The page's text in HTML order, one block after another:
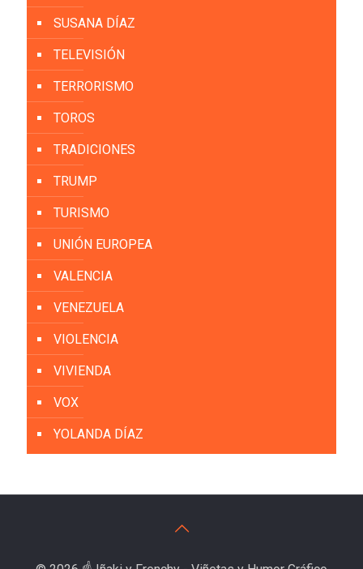
SUSANA DÍAZ
TELEVISIÓN
TERRORISMO
TOROS
TRADICIONES
TRUMP
TURISMO
UNIÓN EUROPEA
VALENCIA
VENEZUELA
VIOLENCIA
VIVIENDA
VOX
YOLANDA DÍAZ